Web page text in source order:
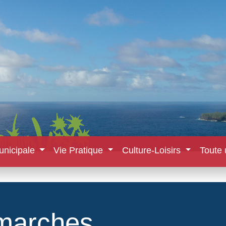
Vie Pratique Culture-Loisirs Toute